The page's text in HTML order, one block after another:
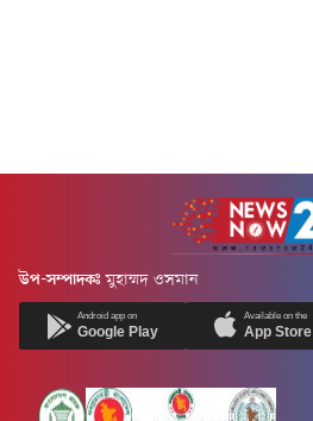
উপ-সম্পাদকঃ মুহাম্মদ ওসমান
Android app on
Google Play
Available on the
App Store